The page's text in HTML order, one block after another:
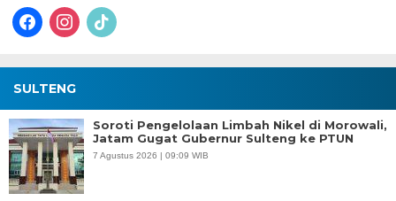
facebookinstagram
tiktok
SULTENG
Soroti Pengelolaan Limbah Nikel di Morowali,
Jatam Gugat Gubernur Sulteng ke PTUN
7 Agustus 2026 | 09:09 WIB